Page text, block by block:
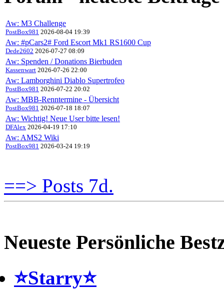
Aw: M3 Challenge
PostBox981 2026-08-04 19:39
Aw: #pCars2# Ford Escort Mk1 RS1600 Cup
Dede2602 2026-07-27 08:09
Aw: Spenden / Donations Bierbuden
Kassenwart 2026-07-26 22:00
Aw: Lamborghini Diablo Supertrofeo
PostBox981 2026-07-22 20:02
Aw: MBB-Renntermine - Übersicht
PostBox981 2026-07-18 18:07
Aw: Wichtig! Neue User bitte lesen!
DFAlex 2026-04-19 17:10
Aw: AMS2 Wiki
PostBox981 2026-03-24 19:19
==> Posts 7d.
Neueste Persönliche
⭐️Starry⭐